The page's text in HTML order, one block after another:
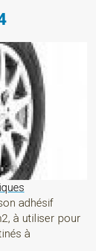
adhésif
à utiliser pour
à